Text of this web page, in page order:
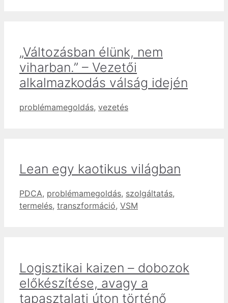
„Változásban élünk, nem
viharban.” – Vezetői
alkalmazkodás válság idején
Címkék
problémamegoldás, vezetés
Lean egy kaotikus világban
Címkék
PDCA, problémamegoldás, szolgáltatás,
termelés, transzformáció, VSM
Logisztikai kaizen – dobozok
előkészítése, avagy a
tapasztalati úton történő